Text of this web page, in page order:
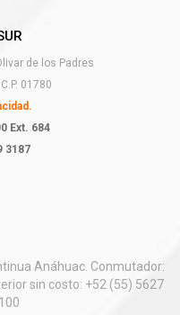
de los Padres
01780
Ext. 684
3187
Anáhuac. Conmutador:
sin costo: +52 (55) 5627